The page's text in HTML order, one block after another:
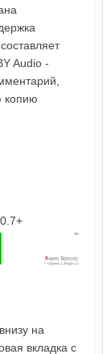
Audio -
копию
на
вкладка с